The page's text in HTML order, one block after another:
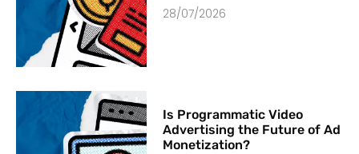
28/07/2026
Is Programmatic Video
Advertising the Future of Ad
Monetization?